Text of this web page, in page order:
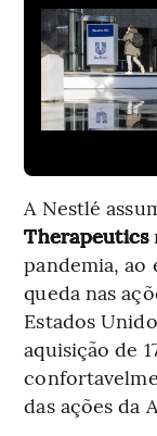
A Nestlé
Therapeutics
pandemia,
queda nas
Estados
aquisição de
das ações da